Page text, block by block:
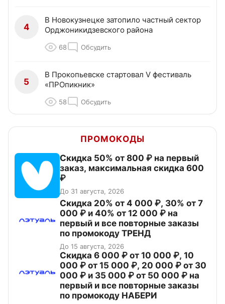
4
В Новокузнецке затопило частный сектор
Орджоникидзевского района
68 Обсудить
5
В Прокопьевске стартовал V фестиваль
«ПРОпикник»
58 Обсудить
ПРОМОКОДЫ
Скидка 50% от 800 ₽ на первый
заказ, максимальная скидка 600
₽
До 31 августа, 2026
Скидка 20% от 4 000 ₽, 30% от 7
000 ₽ и 40% от 12 000 ₽ на
первый и все повторные заказы
по промокоду ТРЕНД
До 15 августа, 2026
Скидка 6 000 ₽ от 10 000 ₽, 10
000 ₽ от 15 000 ₽, 20 000 ₽ от 30
000 ₽ и 35 000 ₽ от 50 000 ₽ на
первый и все повторные заказы
по промокоду НАБЕРИ